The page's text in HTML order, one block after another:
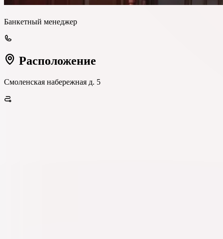
Банкетный менеджер
Расположение
Смоленская набережная д. 5